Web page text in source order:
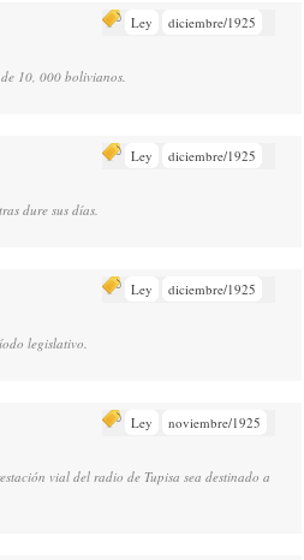
Ley diciembre/1925
10, 000 bolivianos.
Ley diciembre/1925
dure sus días.
Ley diciembre/1925
legislativo.
Ley noviembre/1925
vial del radio de Tupisa sea destinado a